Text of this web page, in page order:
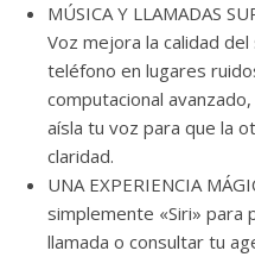
MÚSICA Y LLAMADAS
Voz mejora la calidad
teléfono en lugares
computacional
aísla tu voz para que la
claridad.
UNA EXPERIENCIA
simplemente «Siri» para
llamada o consultar tu